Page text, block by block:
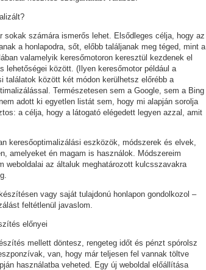
sokak számára ismerős lehet. Elsődleges célja, hogy az
a honlapodra, sőt, előbb találjanak meg téged, mint a
valamelyik keresőmotoron keresztül kezdenek el
lehetőségei között. (Ilyen keresőmotor például a
találatok között két módon kerülhetsz előrébb a
Természetesen sem a Google, sem a Bing
adott ki egyetlen listát sem, hogy mi alapján sorolja
a célja, hogy a látogató elégedett legyen azzal, amit
keresőoptimalizálási eszközök, módszerek és elvek,
amelyeket én magam is használok. Módszereim
weboldalai az általuk meghatározott kulcsszavakra
vagy saját tulajdonú honlapon gondolkozol –
feltétlenül javaslom.
előnyei
mellett döntesz, rengeteg időt és pénzt spórolsz
van, hogy már teljesen fel vannak töltve
használatba veheted. Egy új weboldal előállítása